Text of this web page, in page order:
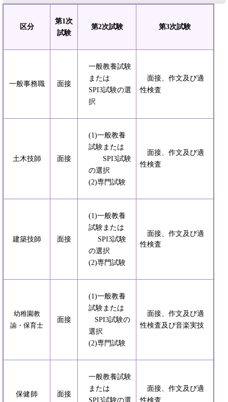
区分
第1次
試験
第2次試験 第3次試験
一般事務職 面接
一般教養試験
または
SPI3試験の選
択
面接、作文及び適
性検査
土木技師 面接
(1)一般教養
試験または
SPI3試験
の選択
(2)専門試験
面接、作文及び適
性検査
建築技師 面接
(1)一般教養
試験または
SPI3試験
の選択
(2)専門試験
面接、作文及び適
性検査
幼稚園教
諭・保育士
面接
(1)一般教養
試験または
SPI3試験の
選択
(2)専門試験
面接、作文及び適
性検査及び音楽実技
保健師 面接
一般教養試験
または
SPI3試験の選
面接、作文及び適
性検査